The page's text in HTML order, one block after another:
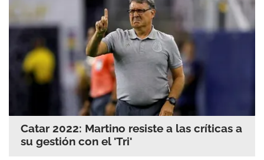
Catar 2022: Martino resiste a las críticas a
su gestión con el 'Tri'